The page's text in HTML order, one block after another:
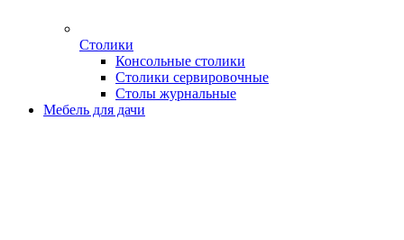
Столики
Консольные столики
Столики сервировочные
Столы журнальные
Мебель для дачи